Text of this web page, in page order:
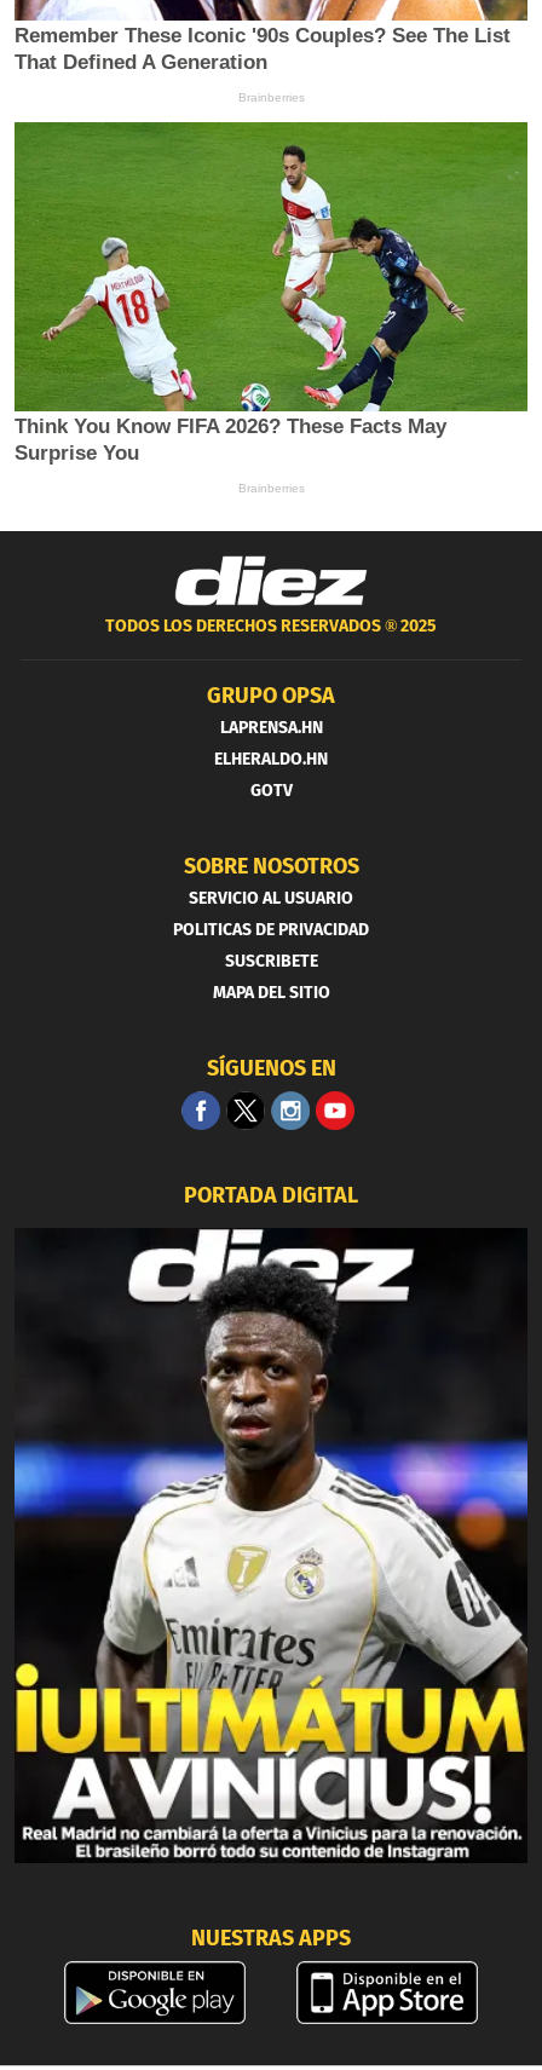
TODOS LOS DERECHOS RESERVADOS ®2025
GRUPO OPSA
LAPRENSA.HN
ELHERALDO.HN
GOTV
SOBRE NOSOTROS
SERVICIO AL USUARIO
POLITICAS DE PRIVACIDAD
SUSCRIBETE
MAPA DEL SITIO
SÍGUENOS EN
PORTADA DIGITAL
NUESTRAS APPS